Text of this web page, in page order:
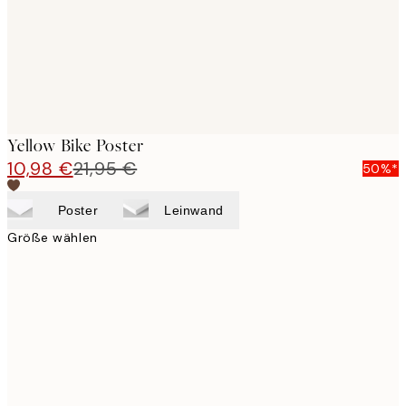
Yellow Bike Poster
10,98 €21,95 € 50%*
Poster Leinwand
Größe wählen